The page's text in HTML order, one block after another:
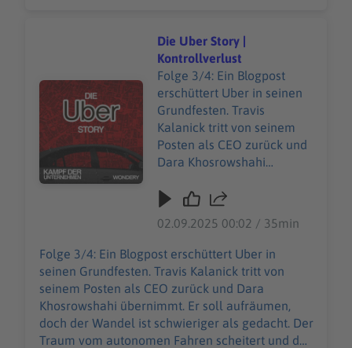
dazwischenfunkt? Unsere
allgemeinen
Datenschutzrichtlinien
finden Sie unter
https://art19.com/privacy.
Die Datenschutzrichtlinien
für Kalifornien sind unter
https://art19.com/privacy#
abrufbar.
wenn die Realität dazwischenfunkt? Unsere
allgemeinen Datenschutzrichtlinien finden Sie
unter https://art19.com/privacy. Die
Datenschutzrichtlinien für Kalifornien sind unter
https://art19.com/privacy#do-not-sell-my-info
abrufbar.
Audiotitel - Die Uber Story | Kontrollverlust
Die Uber Story |
Kontrollverlust
Folge 3/4: Ein Blogpost
erschüttert Uber in seinen
Grundfesten. Travis
Kalanick tritt von seinem
Posten als CEO zurück und
Dara Khosrowshahi
aufräumen, doch der
gedacht. Der Traum vom
autonomen Fahren
scheitert und der
Börsengang läuft
schlechter als geplant. Und
dann kommt Corona. Die
Straßen sind leer und Uber
02.09.2025 00:02 / 35min
Folge 3/4: Ein Blogpost erschüttert Uber in
seinen Grundfesten. Travis Kalanick tritt von
seinem Posten als CEO zurück und Dara
Khosrowshahi übernimmt. Er soll aufräumen,
doch der Wandel ist schwieriger als gedacht. Der
Traum vom autonomen Fahren scheitert und der